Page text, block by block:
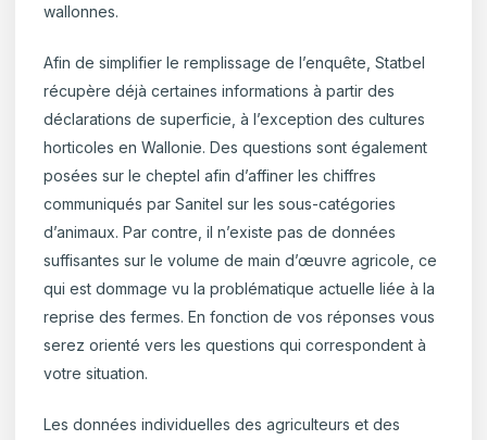
wallonnes.
Afin de simplifier le remplissage de l’enquête, Statbel
récupère déjà certaines informations à partir des
déclarations de superficie, à l’exception des cultures
horticoles en Wallonie. Des questions sont également
posées sur le cheptel afin d’affiner les chiffres
communiqués par Sanitel sur les sous-catégories
d’animaux. Par contre, il n’existe pas de données
suffisantes sur le volume de main d’œuvre agricole, ce
qui est dommage vu la problématique actuelle liée à la
reprise des fermes. En fonction de vos réponses vous
serez orienté vers les questions qui correspondent à
votre situation.
Les données individuelles des agriculteurs et des